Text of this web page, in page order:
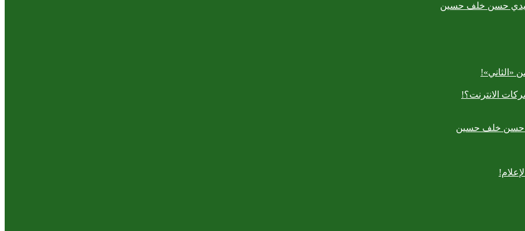
حسن خلف حسين
«الثاني»!
الانترنت؟!
حسن خلف حسين